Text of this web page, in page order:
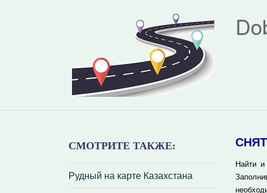
СМОТРИТЕ ТАКЖЕ:
Рудный на карте Казахстана
Найти и